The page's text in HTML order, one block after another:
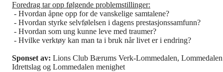
Foredrag tar opp følgende problemstillinger:
- Hvordan åpne opp for de vanskelige samtalene?
- Hvordan styrke selvfølelsen i dagens prestasjonssamfunn?
- Hvordan som ung kunne leve med traumer?
- Hvilke verktøy kan man ta i bruk når livet er i endring?
Sponset av: Lions Club Bærums Verk-Lommedalen, Lommedalen
Idrettslag og Lommedalen menighet